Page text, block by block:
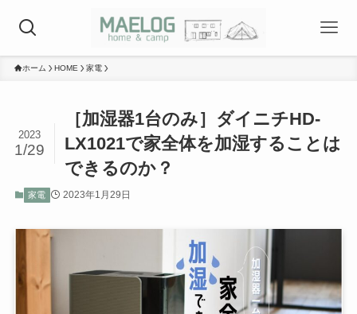
ホーム HOME 家電
［加湿器1台のみ］ダイニチHD-
LX1021で家全体を加湿することは
できるのか？
2023
1/29
家電 2023年1月29日